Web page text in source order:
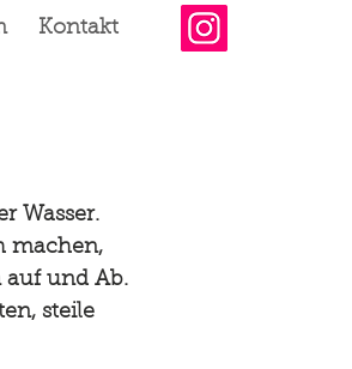
Kontakt
Wasser.
machen,
auf und Ab.
steile